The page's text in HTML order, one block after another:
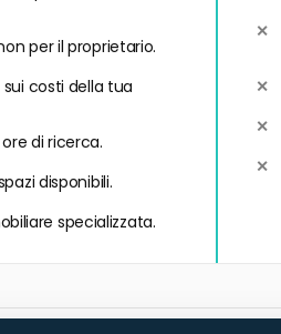
per il proprietario.
sui costi della tua
di ricerca.
disponibili.
specializzata.